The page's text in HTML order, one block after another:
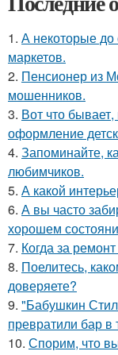
1. А некоторые до
маркетов.
2. Пенсионер из
мошенников.
3. Вот что
оформление
4. Запоминайте,
любимчиков.
5. А какой
6. А вы часто
хорошем
7. Когда за
8. Поелитесь,
доверяете?
9. "Бабушкин
превратили бар в
10. Спорим, что